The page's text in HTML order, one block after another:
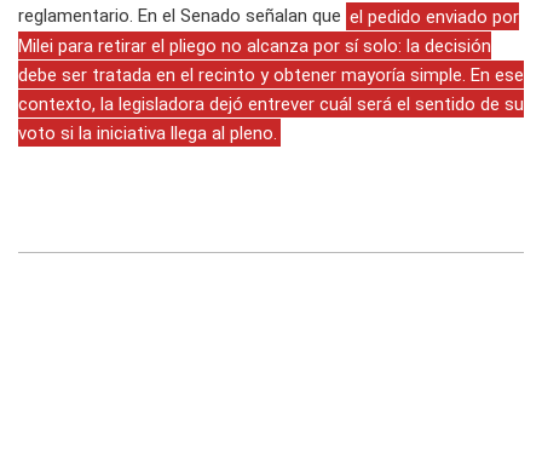
reglamentario. En el Senado señalan que el pedido enviado por
Milei para retirar el pliego no alcanza por sí solo: la decisión
debe ser tratada en el recinto y obtener mayoría simple. En ese
contexto, la legisladora dejó entrever cuál será el sentido de su
voto si la iniciativa llega al pleno.